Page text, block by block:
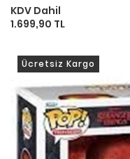
KDV Dahil
1.699,90 TL
Ücretsiz Kargo